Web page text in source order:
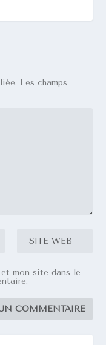
Les champs
mon site dans le